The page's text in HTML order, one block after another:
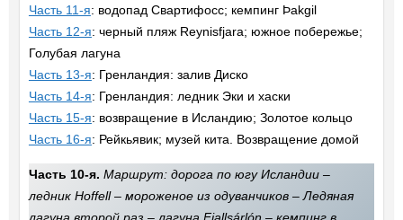
Часть 11-я: водопад Свартифосс; кемпинг Þakgil
Часть 12-я: черный пляж Reynisfjara; южное побережье;
Голубая лагуна
Часть 13-я: Гренландия: залив Диско
Часть 14-я: Гренландия: ледник Эки и хаски
Часть 15-я: возвращение в Исландию; Золотое кольцо
Часть 16-я: Рейкьявик; музей кита. Возвращение домой
Часть 10-я. Маршрут: дорога по югу Исландии –
ледник Hoffell – мороженое из одуванчиков – Ледяная